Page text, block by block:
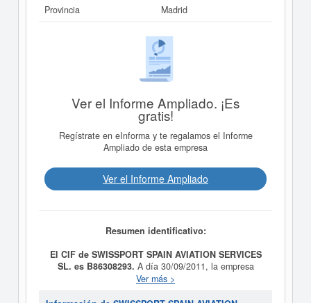
Provincia
Madrid
Ver el Informe Ampliado. ¡Es
gratis!
Regístrate en eInforma y te regalamos el Informe
Ampliado de esta empresa
Ver el Informe Ampliado
Resumen identificativo:
El CIF de SWISSPORT SPAIN AVIATION SERVICES
SL. es B86308293. A día 30/09/2011, la empresa
SWISSPORT SPAIN AVIATION SERVICES SL.
formada con el objetivo LA ADQUISICION,
Ver más >